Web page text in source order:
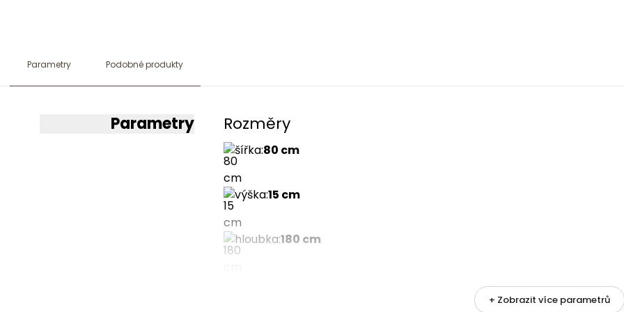
Parametry Podobné produkty
Parametry Rozměry
šířka:80 cm
výška:15 cm
hloubka:180 cm
+ Zobrazit více parametrů